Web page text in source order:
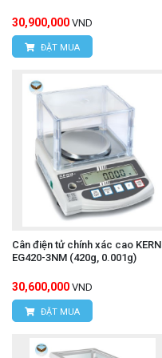
30,900,000 VND
ĐẶT MUA
Cân điện tử chính xác cao KERN
EG420-3NM (420g, 0.001g)
30,600,000 VND
ĐẶT MUA